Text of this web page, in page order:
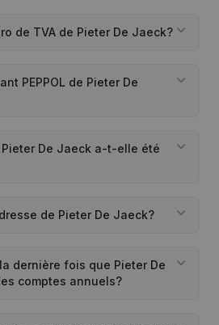
de TVA de Pieter De Jaeck?
PEPPOL de Pieter De
De Jaeck a-t-elle été
de Pieter De Jaeck?
dernière fois que Pieter De
comptes annuels?